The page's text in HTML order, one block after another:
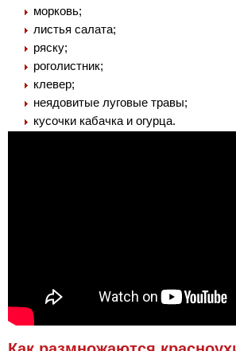
морковь;
листья салата;
ряску;
роголистник;
клевер;
неядовитые луговые травы;
кусочки кабачка и огурца.